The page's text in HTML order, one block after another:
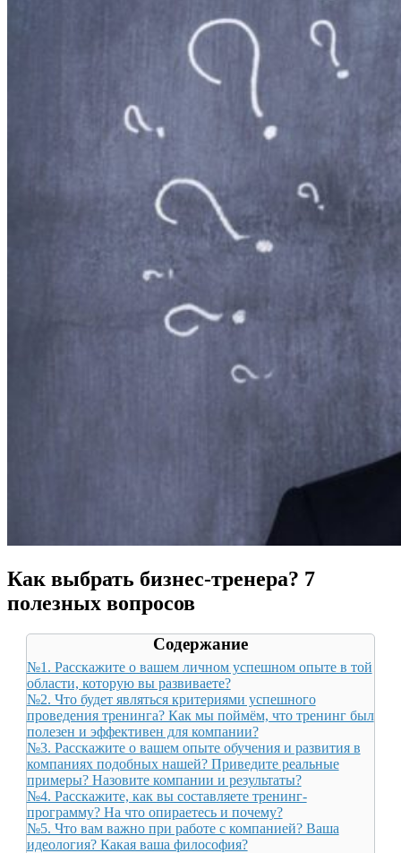
Как выбрать бизнес-тренера? 7
полезных вопросов
Содержание
№1. Расскажите о вашем личном успешном опыте в той
области, которую вы развиваете?
№2. Что будет являться критериями успешного
проведения тренинга? Как мы поймём, что тренинг был
полезен и эффективен для компании?
№3. Расскажите о вашем опыте обучения и развития в
компаниях подобных нашей? Приведите реальные
примеры? Назовите компании и результаты?
№4. Расскажите, как вы составляете тренинг-
программу? На что опираетесь и почему?
№5. Что вам важно при работе с компанией? Ваша
идеология? Какая ваша философия?